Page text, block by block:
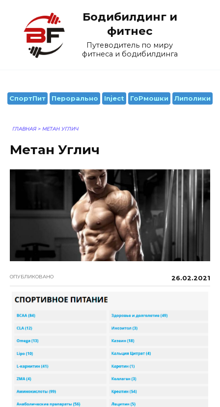
содержанию
Бодибилдинг и
фитнес
Путеводитель по миру
фитнеса и бодибилдинга
СпортПит Перорально Inject ГоРмошки Липолики
ГЛАВНАЯ > МЕТАН УГЛИЧ
Метан Углич
ОПУБЛИКОВАНО 26.02.2021